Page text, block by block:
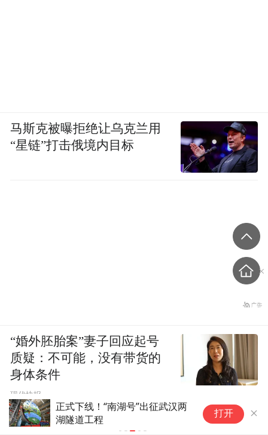
正式下线！“南湖号”出征武汉两
湖隧道工程
算力 “巢湖明
打开
马斯克被曝拒绝让乌克兰用
“星链”打击俄境内目标
“婚外胚胎案”妻子回应起号
质疑：不可能，没有带货的
身体条件
现代快报